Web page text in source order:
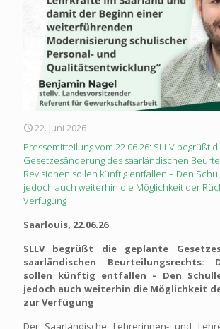
22. Juni 2026
Pressemitteilung vom 22.06.26: SLLV begrüßt
Gesetzesänderung des saarländischen
Revisionen sollen künftig entfallen – Den
jedoch auch weiterhin die Möglichkeit der
Verfügung
Saarlouis, 22.06.26
SLLV begrüßt die geplante
saarländischen Beurteilungsrechts:
sollen künftig entfallen – Den
jedoch auch weiterhin die Möglichkeit
zur Verfügung
Der Saarländische Lehrerinnen- und